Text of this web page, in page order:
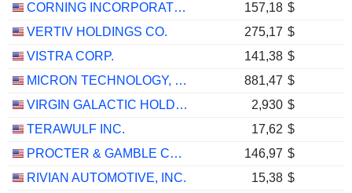
CORNING INCORPORATED
157,18 $
VERTIV HOLDINGS CO.
275,17 $
VISTRA CORP.
141,38 $
MICRON TECHNOLOGY, INC.
881,47 $
VIRGIN GALACTIC HOLDINGS, INC.
2,930 $
TERAWULF INC.
17,62 $
PROCTER & GAMBLE COMPANY
146,97 $
RIVIAN AUTOMOTIVE, INC.
15,38 $